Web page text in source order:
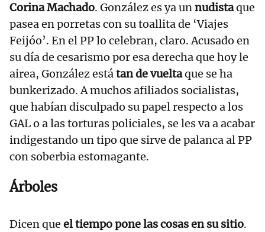
Corina Machado. González es ya unnudistaque
pasea en porretas con su toallita de ‘Viajes
Feijóo’. En el PP lo celebran, claro. Acusado en
su día de cesarismo por esa derecha que hoy le
airea, González estátan de vueltaque se ha
bunkerizado. A muchos afiliados socialistas,
que habían disculpado su papel respecto a los
GAL o a las torturas policiales, se les va a acabar
indigestando un tipo que sirve de palanca al PP
con soberbia estomagante.
Árboles
Dicen que el tiempo pone las cosas en su sitio.